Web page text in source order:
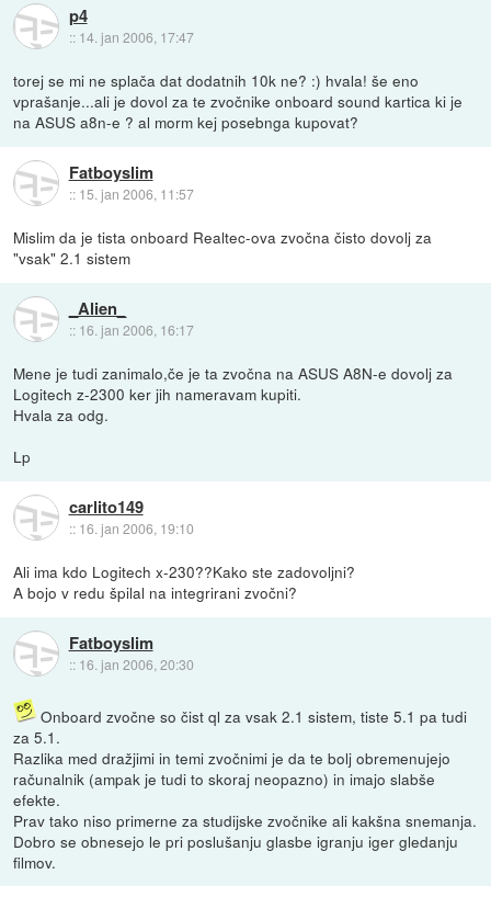
p4
:: 14. jan 2006, 17:47
torej se mi ne splača dat dodatnih 10k ne? :) hvala! še eno
vprašanje...ali je dovol za te zvočnike onboard sound kartica ki je
na ASUS a8n-e ? al morm kej posebnga kupovat?
Fatboyslim
:: 15. jan 2006, 11:57
Mislim da je tista onboard Realtec-ova zvočna čisto dovolj za
"vsak" 2.1 sistem
_Alien_
:: 16. jan 2006, 16:17
Mene je tudi zanimalo,če je ta zvočna na ASUS A8N-e dovolj za
Logitech z-2300 ker jih nameravam kupiti.
Hvala za odg.
Lp
carlito149
:: 16. jan 2006, 19:10
Ali ima kdo Logitech x-230??Kako ste zadovoljni?
A bojo v redu špilal na integrirani zvočni?
Fatboyslim
:: 16. jan 2006, 20:30
Onboard zvočne so čist ql za vsak 2.1 sistem, tiste 5.1 pa tudi
za 5.1.
Razlika med dražjimi in temi zvočnimi je da te bolj obremenujejo
računalnik (ampak je tudi to skoraj neopazno) in imajo slabše
efekte.
Prav tako niso primerne za studijske zvočnike ali kakšna snemanja.
Dobro se obnesejo le pri poslušanju glasbe igranju iger gledanju
filmov.